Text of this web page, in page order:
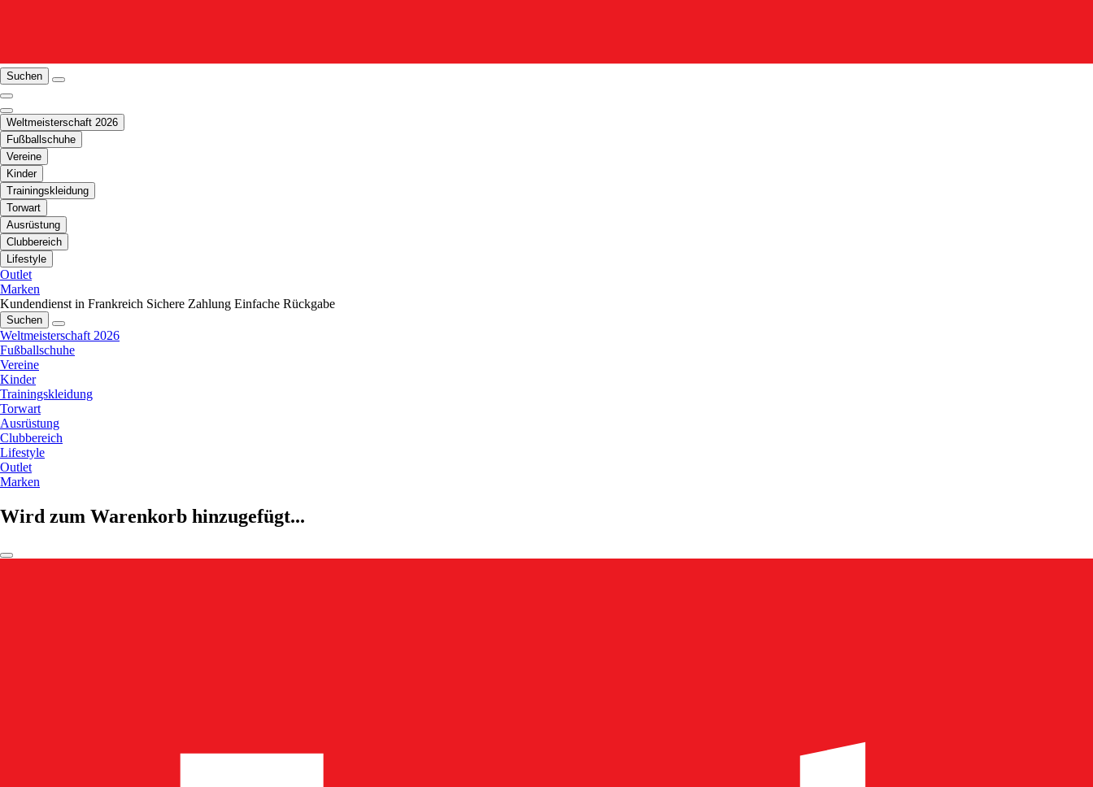
Suchen
Weltmeisterschaft 2026
Fußballschuhe
Vereine
Kinder
Trainingskleidung
Torwart
Ausrüstung
Clubbereich
Lifestyle
Outlet
Marken
Kundendienst in Frankreich Sichere Zahlung Einfache Rückgabe
Suchen
Weltmeisterschaft 2026
Fußballschuhe
Vereine
Kinder
Trainingskleidung
Torwart
Ausrüstung
Clubbereich
Lifestyle
Outlet
Marken
Wird zum Warenkorb hinzugefügt...